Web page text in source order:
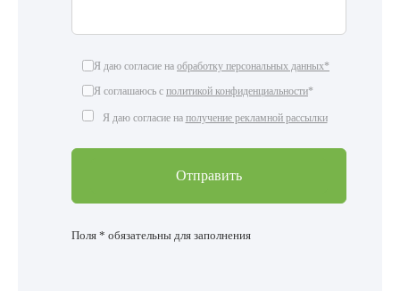
Я даю согласие на обработку персональных данных*
Я соглашаюсь с политикой конфиденциальности*
Я даю согласие на получение рекламной рассылки
Поля * обязательны для заполнения